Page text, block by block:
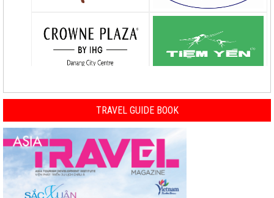
TRAVEL GUIDE BOOK
Previous